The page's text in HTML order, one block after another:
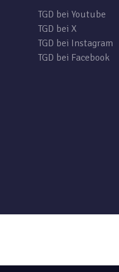
TGD bei Youtube
TGD bei X
TGD bei Instagram
TGD bei Facebook